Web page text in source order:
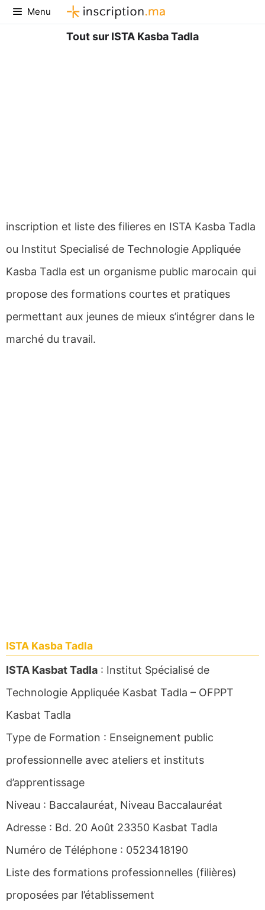
Aller
au
Menu
Tout sur ISTA Kasba Tadla
inscription et liste des filieres en ISTA Kasba Tadla
ou Institut Specialisé de Technologie Appliquée
Kasba Tadla est un organisme public marocain qui
propose des formations courtes et pratiques
permettant aux jeunes de mieux s’intégrer dans le
marché du travail.
ISTA Kasba Tadla
ISTA Kasbat Tadla : Institut Spécialisé de
Technologie Appliquée Kasbat Tadla – OFPPT
Kasbat Tadla
Type de Formation : Enseignement public
professionnelle avec ateliers et instituts
d’apprentissage
Niveau : Baccalauréat, Niveau Baccalauréat
Adresse : Bd. 20 Août 23350 Kasbat Tadla
Numéro de Téléphone : 0523418190
Liste des formations professionnelles (filières)
proposées par l’établissement